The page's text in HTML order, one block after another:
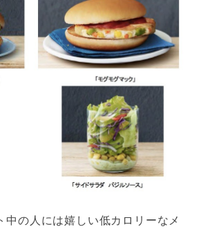
中の人には嬉しい低カロリーなメ